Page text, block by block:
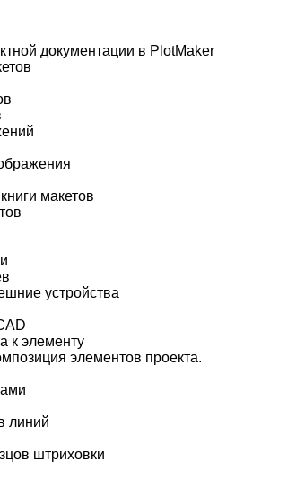
документации в PlotMaker
макетов
устройства
к элементу
элементов проекта.
линий
штриховки